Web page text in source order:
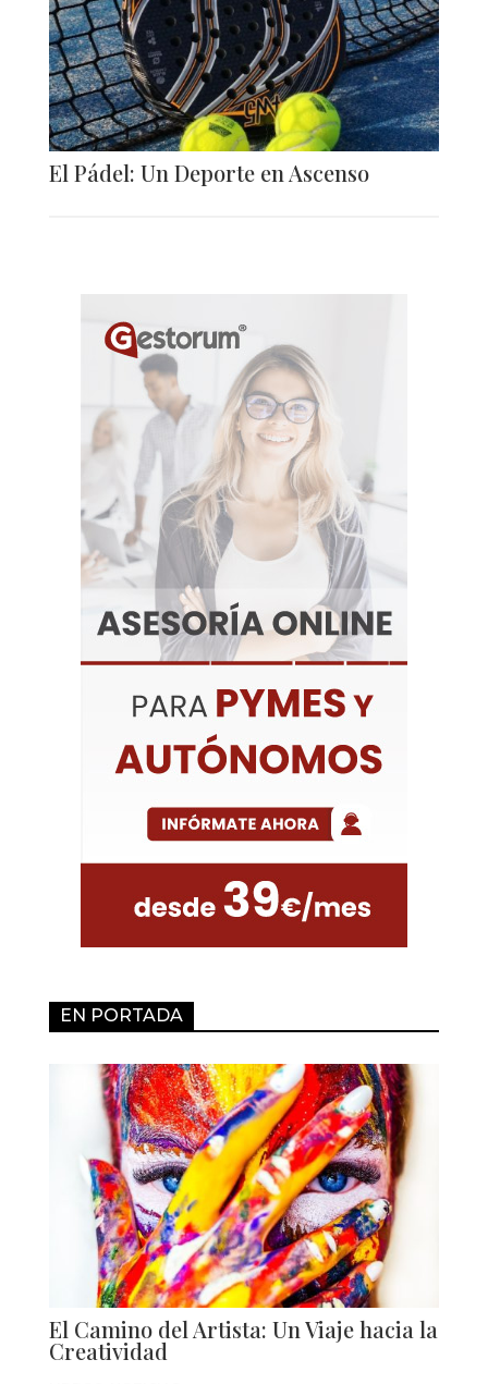
El Pádel: Un Deporte en Ascenso
EN PORTADA
El Camino del Artista: Un Viaje hacia la
Creatividad